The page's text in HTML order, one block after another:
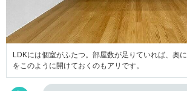
LDKには個室がふたつ。部屋数が足りていれば、奥
をこのように開けておくのもアリです。